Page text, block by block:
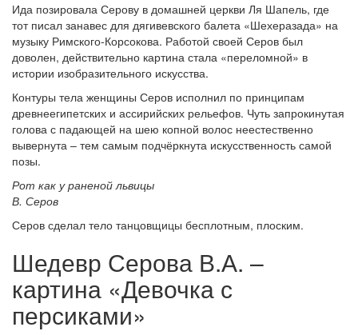
Ида позировала Серову в домашней церкви Ля Шапель, где
тот писал занавес для дягивевского балета «Шехеразада» на
музыку Римского-Корсокова. Работой своей Серов был
доволен, действительно картина стала «переломной» в
истории изобразительного искусства.
Контуры тела женщины Серов исполнил по принципам
древнеегипетских и ассирийских рельефов. Чуть запрокинутая
голова с падающей на шею копной волос неестественно
вывернута – тем самым подчёркнута искусственность самой
позы.
Рот как у раненой львицы
В. Серов
Серов сделал тело танцовщицы бесплотным, плоским.
Шедевр Серова В.А. –
картина «Девочка с
персиками»